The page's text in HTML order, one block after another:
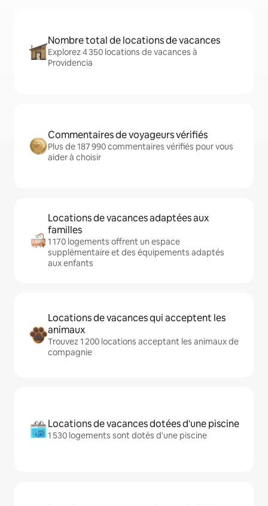
Nombre total de locations de vacances
Explorez 4 350 locations de vacances à
Providencia
Commentaires de voyageurs vérifiés
Plus de 187 990 commentaires vérifiés pour vous
aider à choisir
Locations de vacances adaptées aux
familles
1 170 logements offrent un espace
supplémentaire et des équipements adaptés
aux enfants
Locations de vacances qui acceptent les
animaux
Trouvez 1 200 locations acceptant les animaux de
compagnie
Locations de vacances dotées d'une piscine
1 530 logements sont dotés d'une piscine